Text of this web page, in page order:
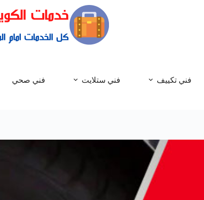
فني تكييف فني ستلايت فني صحي